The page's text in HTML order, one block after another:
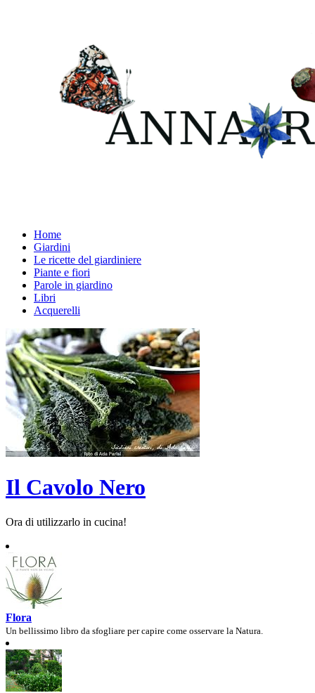
Home
Giardini
Le ricette del giardiniere
Piante e fiori
Parole in giardino
Libri
Acquerelli
Il Cavolo Nero
Ora di utilizzarlo in cucina!
Flora
Un bellissimo libro da sfogliare per capire come osservare la Natura.